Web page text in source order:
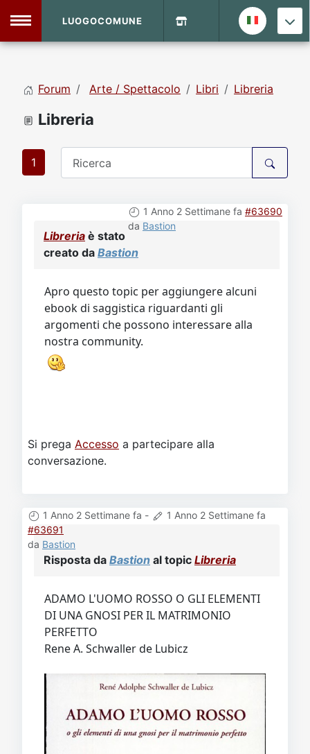
DVD Shop
Sito
Vecchio Sito
LUOGOCOMUNE
Forum Arte / Spettacolo Libri Libreria
Libreria
1
1 Anno 2 Settimane fa #63690
da Bastion
Libreria è stato
creato da Bastion
Apro questo topic per aggiungere alcuni
ebook di saggistica riguardanti gli
argomenti che possono interessare alla
nostra community.
Si prega Accesso a partecipare alla
conversazione.
1 Anno 2 Settimane fa -
1 Anno 2 Settimane fa
#63691
da Bastion
Risposta da Bastion al topic Libreria
ADAMO L'UOMO ROSSO O GLI ELEMENTI
DI UNA GNOSI PER IL MATRIMONIO
PERFETTO
Rene A. Schwaller de Lubicz